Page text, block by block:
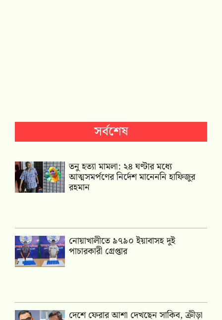
সর্বশেষ
তনু হত্যা মামলা: ২৪ ঘণ্টার মধ্যে
আত্মসমর্পণের নির্দেশ মানেননি হাফিজুর
রহমান
নোয়াখালীতে ৯৭৯০ ইয়াবাসহ দুই
পাচারকারী গ্রেপ্তার
দেশে ফেরার আশা দেখছেন সাকিব, ক্রীড়া